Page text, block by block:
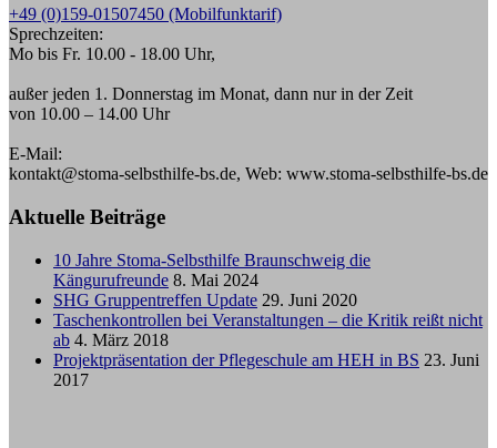
+49 (0)159-01507450 (Mobilfunktarif)
Sprechzeiten:
Mo bis Fr. 10.00 - 18.00 Uhr,
außer jeden 1. Donnerstag im Monat, dann nur in der Zeit
von 10.00 – 14.00 Uhr
E-Mail:
kontakt@stoma-selbsthilfe-bs.de, Web: www.stoma-selbsthilfe-bs.de
Aktuelle Beiträge
10 Jahre Stoma-Selbsthilfe Braunschweig die
Kängurufreunde 8. Mai 2024
SHG Gruppentreffen Update 29. Juni 2020
Taschenkontrollen bei Veranstaltungen – die Kritik reißt nicht
ab 4. März 2018
Projektpräsentation der Pflegeschule am HEH in BS 23. Juni
2017